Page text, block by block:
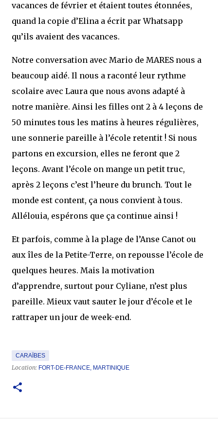
vacances de février et étaient toutes étonnées,
quand la copie d’Elina a écrit par Whatsapp
qu’ils avaient des vacances.
Notre conversation avec Mario de MARES nous a
beaucoup aidé. Il nous a raconté leur rythme
scolaire avec Laura que nous avons adapté à
notre manière. Ainsi les filles ont 2 à 4 leçons de
50 minutes tous les matins à heures régulières,
une sonnerie pareille à l’école retentit ! Si nous
partons en excursion, elles ne feront que 2
leçons. Avant l’école on mange un petit truc,
après 2 leçons c’est l’heure du brunch. Tout le
monde est content, ça nous convient à tous.
Allélouia, espérons que ça continue ainsi !
Et parfois, comme à la plage de l’Anse Canot ou
aux îles de la Petite-Terre, on repousse l’école de
quelques heures. Mais la motivation
d’apprendre, surtout pour Cyliane, n’est plus
pareille. Mieux vaut sauter le jour d’école et le
rattraper un jour de week-end.
CARAÏBES
Location: FORT-DE-FRANCE, MARTINIQUE